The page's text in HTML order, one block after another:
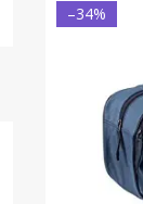
–34%